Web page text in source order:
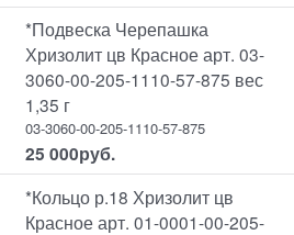
*Подвеска Черепашка
Хризолит цв Красное арт. 03-
3060-00-205-1110-57-875 вес
1,35 г
03-3060-00-205-1110-57-875
25 000руб.
*Кольцо р.18 Хризолит цв
Красное арт. 01-0001-00-205-